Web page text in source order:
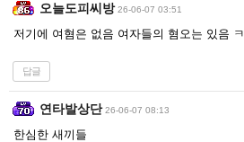
오늘도피씨방 26-06-07 03:51
저기에 여혐은 없음 여자들의 혐오는 있음 ㅋ
답글
연타발상단 26-06-07 08:13
한심한 새끼들